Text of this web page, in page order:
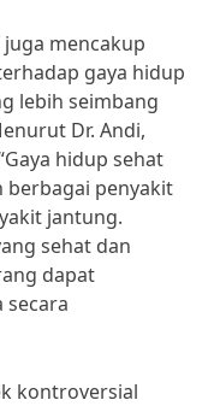
mencakup
gaya hidup
lebih seimbang
Dr. Andi,
hidup sehat
berbagai penyakit
jantung.
sehat dan
dapat
kontroversial